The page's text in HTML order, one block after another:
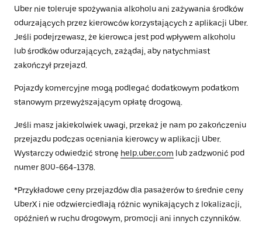
Uber nie toleruje spożywania alkoholu ani zażywania środków
odurzających przez kierowców korzystających z aplikacji Uber.
Jeśli podejrzewasz, że kierowca jest pod wpływem alkoholu
lub środków odurzających, zażądaj, aby natychmiast
zakończył przejazd.
Pojazdy komercyjne mogą podlegać dodatkowym podatkom
stanowym przewyższającym opłatę drogową.
Jeśli masz jakiekolwiek uwagi, przekaż je nam po zakończeniu
przejazdu podczas oceniania kierowcy w aplikacji Uber.
Wystarczy odwiedzić stronę help.uber.com lub zadzwonić pod
numer 800-664-1378.
*Przykładowe ceny przejazdów dla pasażerów to średnie ceny
UberX i nie odzwierciedlają różnic wynikających z lokalizacji,
opóźnień w ruchu drogowym, promocji ani innych czynników.